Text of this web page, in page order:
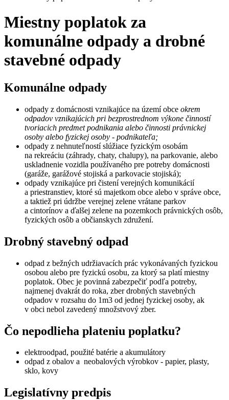
Miestny poplatok za
komunálne odpady a drobné
stavebné odpady
Komunálne odpady
odpady z domácnosti vznikajúce na území obce okrem
odpadov vznikajúcich pri bezprostrednom výkone činností
tvoriacich predmet podnikania alebo činnosti právnickej
osoby alebo fyzickej osoby - podnikateľa;
odpady z nehnuteľností slúžiace fyzickým osobám
na rekreáciu (záhrady, chaty, chalupy), na parkovanie, alebo
uskladnenie vozidla používaného pre potreby domácnosti
(garáže, garážové stojiská a parkovacie stojiská);
odpady vznikajúce pri čistení verejných komunikácií
a priestranstiev, ktoré sú majetkom obce alebo v správe obce,
a taktiež pri údržbe verejnej zelene vrátane parkov
a cintorínov a ďalšej zelene na pozemkoch právnických osôb,
fyzických osôb a občianskych združení.
Drobný stavebný odpad
odpad z bežných udržiavacích prác vykonávaných fyzickou
osobou alebo pre fyzickú osobu, za ktorý sa platí miestny
poplatok. Obec je povinná zabezpečiť podľa potreby,
najmenej dvakrát do roka, zber drobných stavebných
odpadov v rozsahu do 1m3 od jednej fyzickej osoby, ak
v obci nebol zavedený množstvový zber.
Čo nepodlieha plateniu poplatku?
elektroodpad, použité batérie a akumulátory
odpad z obalov a neobalových výrobkov - papier, plasty,
sklo, kovy
Legislatívny predpis